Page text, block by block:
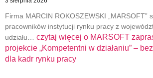
Firma MARCIN ROKOSZEWSKI „MARSOFT”
pracowników instytucji rynku pracy z
udziału… czytaj więcej o MARSOFT
projekcie „Kompetentni w działaniu” –
dla kadr rynku pracy